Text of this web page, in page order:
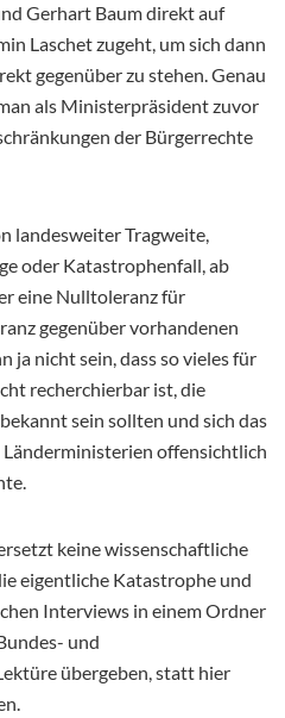
Gerhart Baum direkt auf
Laschet zugeht, um sich dann
gegenüber zu stehen. Genau
als Ministerpräsident zuvor
der Bürgerrechte
landesweiter Tragweite,
oder Katastrophenfall, ab
eine Nulltoleranz für
gegenüber vorhandenen
ja nicht sein, dass so vieles für
recherchierbar ist, die
sein sollten und sich das
offensichtlich
keine wissenschaftliche
eigentliche Katastrophe und
Interviews in einem Ordner
und
übergeben, statt hier